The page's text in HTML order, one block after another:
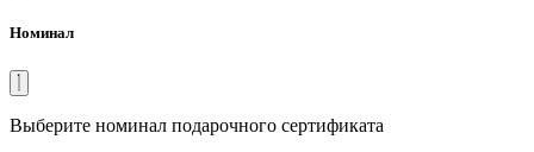
Номинал
Выберите номинал подарочного сертификата